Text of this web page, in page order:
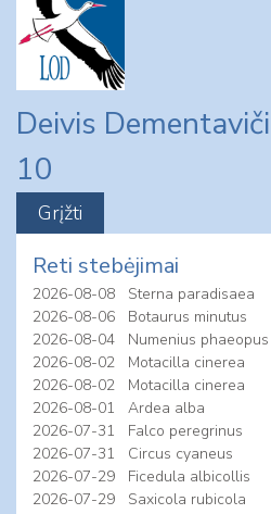
content
Deivis
10
Reti stebėjimai
2026-08-08
Sterna paradisaea
2026-08-06
Botaurus minutus
2026-08-04
Numenius phaeopus
2026-08-02
Motacilla cinerea
2026-08-02
Motacilla cinerea
2026-08-01
Ardea alba
2026-07-31
Falco peregrinus
2026-07-31
Circus cyaneus
2026-07-29
Ficedula albicollis
2026-07-29
Saxicola rubicola